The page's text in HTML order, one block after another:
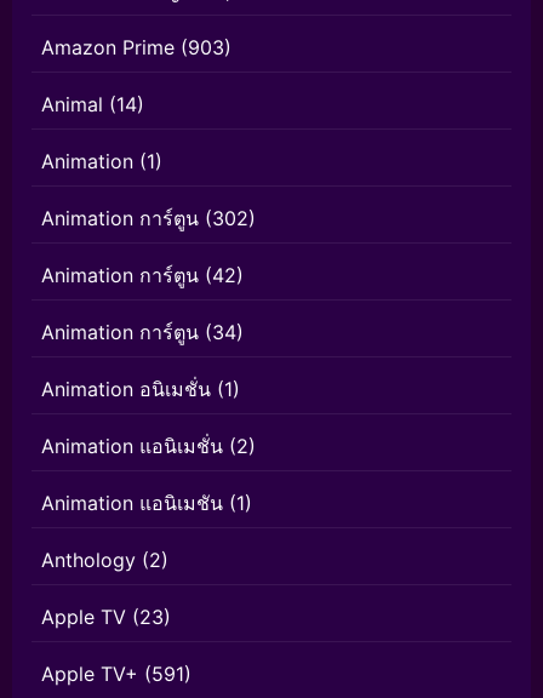
Amazon Prime (903)
Animal (14)
Animation (1)
Animation การ์ตูน (302)
Animation การ์ตูน (42)
Animation การ์ตูน (34)
Animation อนิเมชั่น (1)
Animation แอนิเมชั่น (2)
Animation แอนิเมชัน (1)
Anthology (2)
Apple TV (23)
Apple TV+ (591)